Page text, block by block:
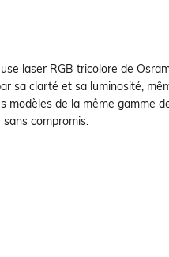
laser RGB tricolore de
sa clarté et sa luminosité,
modèles de la même gamme
compromis.